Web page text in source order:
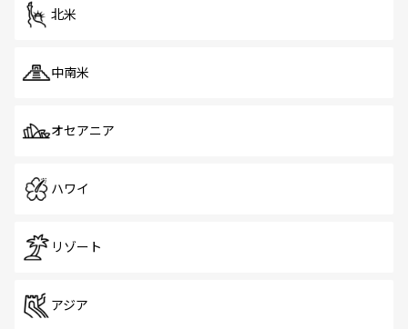
北米
中南米
オセアニア
ハワイ
リゾート
アジア